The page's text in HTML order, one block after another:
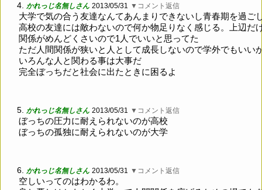
4. かれっじ名無しさん 2013/05/31 ▼コメント返信
大学で気の合う友達なんてあんまりできないし青春期を過ご
高校の友達には敵わないので何か物足りなく感じる。上辺だ
関係がめんどくさいので1人でいいと思ってた
ただ人間関係が狭いと人として成長しないので学外でもいい
いろんな人と関わる事は大事だ
完全ぼっちだと社会に出たときに困るよ
5. かれっじ名無しさん 2013/05/31 ▼コメント返信
ぼっちの圧力に耐えられないのが高校
ぼっちの孤独に耐えられないのが大学
6. かれっじ名無しさん 2013/05/31 ▼コメント返信
空しいってのはわかるわ。